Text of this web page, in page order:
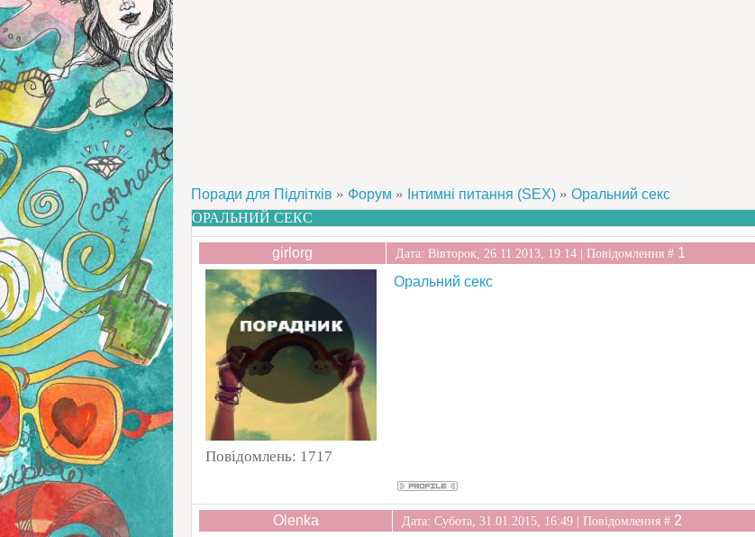
Поради для Підлітків » Форум » Інтимні питання (SEX) » Оральний секс
ОРАЛЬНИЙ СЕКС
girlorg Дата: Вівторок, 26.11.2013, 19:14 | Повідомлення # 1
Повідомлень: 1717
Оральний секс
Olenka Дата: Субота, 31.01.2015, 16:49 | Повідомлення # 2